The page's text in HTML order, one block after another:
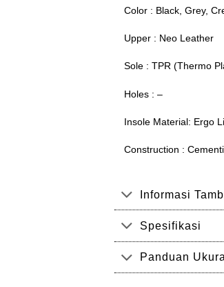
Color : Black, Grey,
Upper : Neo Leather
Sole : TPR (Thermo
Holes : –
Insole Material: Ergo
Construction :
Informasi
Spesifikasi
Panduan